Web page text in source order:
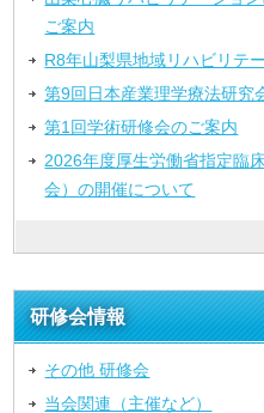
ご案内
R8年山梨県地域リハビリテ
第9回日本産業理学療法研究
第1回学術研修会のご案内
2026年度厚生労働省指定臨
会）の開催について
研修会情報
その他 研修会
当会関連（主催など）